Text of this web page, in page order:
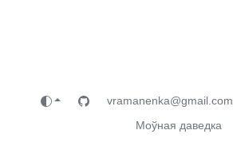
vramanenka@gmail.com
Моўная даведка